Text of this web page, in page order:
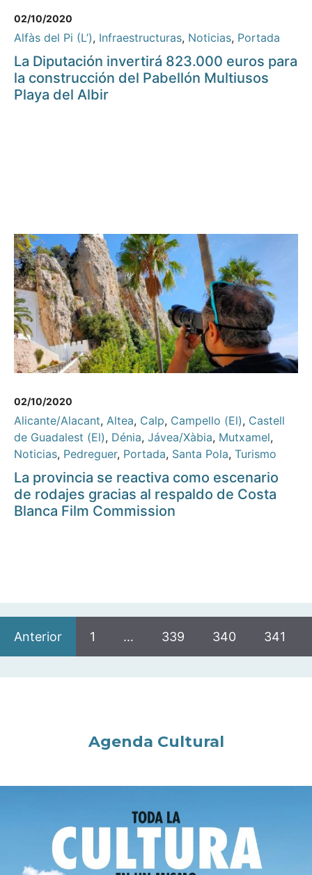
02/10/2020
Alfàs del Pi (L’), Infraestructuras, Noticias, Portada
La Diputación invertirá 823.000 euros para
la construcción del Pabellón Multiusos
Playa del Albir
02/10/2020
Alicante/Alacant, Altea, Calp, Campello (El), Castell
de Guadalest (El), Dénia, Jávea/Xàbia, Mutxamel,
Noticias, Pedreguer, Portada, Santa Pola, Turismo
La provincia se reactiva como escenario
de rodajes gracias al respaldo de Costa
Blanca Film Commission
Anterior 1 … 339 340 341
Agenda Cultural